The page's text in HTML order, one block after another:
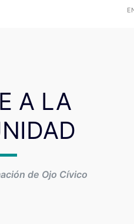
A LA
de Ojo Cívico